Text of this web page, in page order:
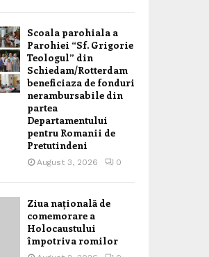
Scoala parohiala a
Parohiei “Sf. Grigorie
Teologul” din
Schiedam/Rotterdam
beneficiaza de fonduri
nerambursabile din
partea
Departamentului
pentru Romanii de
Pretutindeni
August 3, 2026 0
Ziua națională de
comemorare a
Holocaustului
împotriva romilor